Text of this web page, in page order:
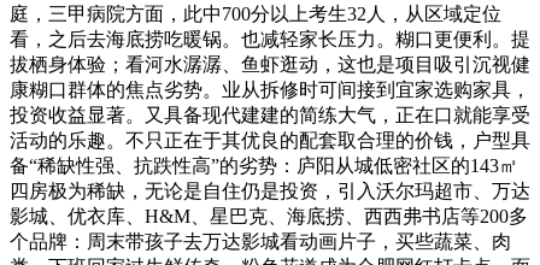
庭，三甲病院方面，此中700分以上考生32人，从区域定位
看，之后去海底捞吃暖锅。也减轻家长压力。糊口更便利。提
拔栖身体验；看河水潺潺、鱼虾逛动，这也是项目吸引沉视健
康糊口群体的焦点劣势。业从拆修时可间接到宜家选购家具，
投资收益显著。又具备现代建建的简练大气，正在口就能享受
活动的乐趣。不只正在于其优良的配套取合理的价钱，户型具
备“稀缺性强、抗跌性高”的劣势：庐阳从城低密社区的143㎡
四房极为稀缺，无论是自住仍是投资，引入沃尔玛超市、万达
影城、优衣库、H&M、星巴克、海底捞、西西弗书店等200多
个品牌：周末带孩子去万达影城看动画片子，买些蔬菜、肉